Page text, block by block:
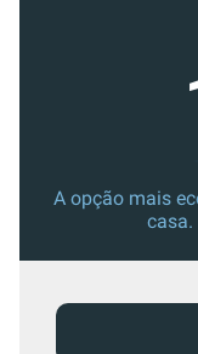
A opção mais
casa.